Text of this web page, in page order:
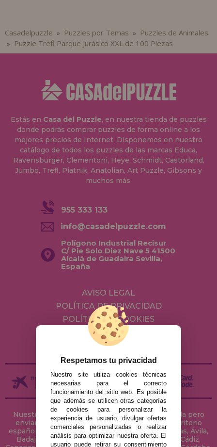
Casadelpuzzle » Puzzles por Temas » Puzzles de Animales
» Puzzle Trefl Parque Jurásico XXL de 100 Piezas
Estás en Casa del Puzzle, en nuestra tienda de puzzles
donde podrás comprar puzzles de forma online a los
mejores precios de Internet. Disponemos en nuestro
catálogo de todos los puzzles de las marcas Educa,
Ravensburger, Clementoni, Heye, Schmidt, Castorland,
Jumbo, Trefl, Piatnik, Anatolian, Art Puzzle, Gibsons y
muchos más.
955 333 133
info@casadelpuzzle.com
Polígono Industrial Recisur
C/ Pie Solo Diez Nave 5 41500
Alcalá de Guadaira Sevilla,
España
AVISO LEGAL
POLÍTICA DE PRIVACIDAD
POLÍTICA DE COOKIES
ENVÍOS Y DEVOLUCIONES
DEVOLUCIONES / DESISTIMIENTO
Nuestra tienda de puzzles está ubicada en Sevilla pero
enviamos tus puzzles a cualquier ciudad del territorio
español: Álava, Albacete, Alicante, Almería, Asturias, Ávila,
Badajoz, Baleares, Barcelona, Burgos, Cáceres, Cádiz,
Respetamos tu privacidad
Nuestro site utiliza cookies técnicas
necesarias para el correcto
funcionamiento del sitio web. Es posible
que además se utilicen otras categorías
de cookies para personalizar la
experiencia de usuario, divulgar ofertas
comerciales personalizadas o realizar
análisis para optimizar nuestra oferta. El
usuario puede retirar su consentimiento